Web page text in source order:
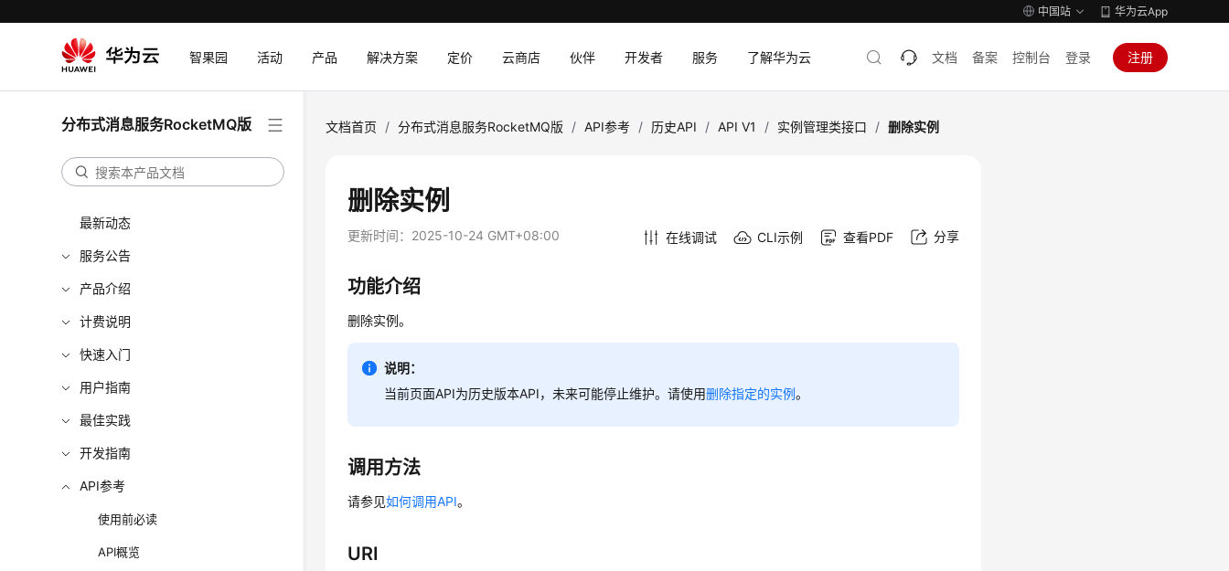
中国站 华为云App
智果园 活动 产品 解决方案 定价 云商店 伙伴 开发者 服务 了解华为云 文档 备案 控制台 登录 注册
分布式消息服务RocketMQ版
最新动态
服务公告
产品介绍
计费说明
快速入门
用户指南
最佳实践
开发指南
API参考
使用前必读
API概览
文档首页 / 分布式消息服务RocketMQ版 / API参考 / 历史API / API V1 / 实例管理类接口 / 删除实例
删除实例
更新时间： 2025-10-24 GMT+08:00 在线调试 CLI示例 查看PDF 分享
功能介绍
删除实例。
说明：
当前页面API为历史版本API，未来可能停止维护。请使用删除指定的实例。
调用方法
请参见如何调用API。
URI